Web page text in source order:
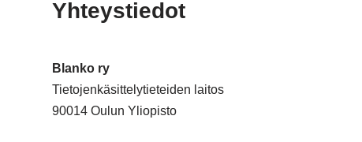
Yhteystiedot
Blanko ry
Tietojenkäsittelytieteiden laitos
90014 Oulun Yliopisto